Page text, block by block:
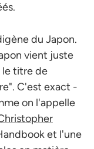
du Japon.
vient juste
le titre de
C'est exact -
on l'appelle
et l'une